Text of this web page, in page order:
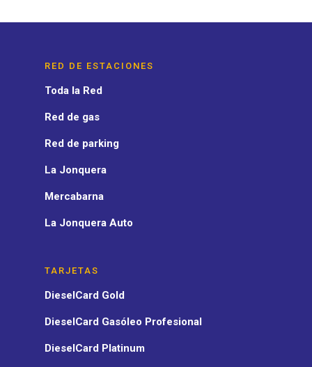
RED DE ESTACIONES
Toda la Red
Red de gas
Red de parking
La Jonquera
Mercabarna
La Jonquera Auto
TARJETAS
DieselCard Gold
DieselCard Gasóleo Profesional
DieselCard Platinum